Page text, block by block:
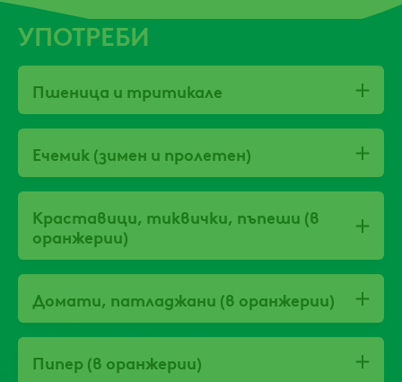
УПОТРЕБИ
Пшеница и тритикалe
Ечемик (зимен и пролетен)
Краставици, тиквички, пъпеши (в
оранжерии)
Домати, патладжани (в оранжерии)
Пипер (в оранжерии)